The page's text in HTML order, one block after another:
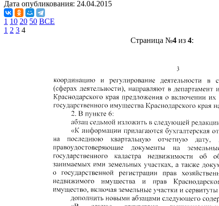
Дата опубликования: 24.04.2015
1 10 20 50 ВСЕ
1 2 3 4
Страница №4из 4: